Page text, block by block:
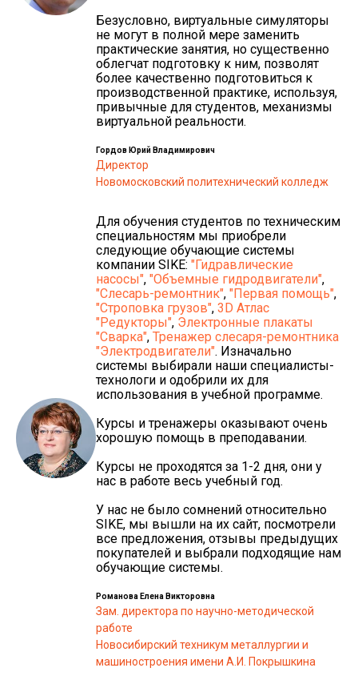
Безусловно, виртуальные симуляторы
не могут в полной мере заменить
практические занятия, но существенно
облегчат подготовку к ним, позволят
более качественно подготовиться к
производственной практике, используя,
привычные для студентов, механизмы
виртуальной реальности.
Гордов Юрий Владимирович
Директор
Новомосковский политехнический колледж
Для обучения студентов по техническим
специальностям мы приобрели
следующие обучающие системы
компании SIKE: "Гидравлические
насосы", "Объемные гидродвигатели",
"Слесарь-ремонтник", "Первая помощь",
"Строповка грузов", 3D Атлас
"Редукторы", Электронные плакаты
"Сварка", Тренажер слесаря-ремонтника
"Электродвигатели". Изначально
системы выбирали наши специалисты-
технологи и одобрили их для
использования в учебной программе.
Курсы и тренажеры оказывают очень
хорошую помощь в преподавании.
Курсы не проходятся за 1-2 дня, они у
нас в работе весь учебный год.
У нас не было сомнений относительно
SIKE, мы вышли на их сайт, посмотрели
все предложения, отзывы предыдущих
покупателей и выбрали подходящие нам
обучающие системы.
Романова Елена Викторовна
Зам. директора по научно-методической
работе
Новосибирский техникум металлургии и
машиностроения имени А.И. Покрышкина